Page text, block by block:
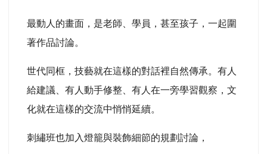
最動人的畫面，是老師、學員，甚至孩子，一起圍
著作品討論。
世代同框，技藝就在這樣的對話裡自然傳承。有人
給建議、有人動手修整、有人在一旁學習觀察，文
化就在這樣的交流中悄悄延續。
刺繡班也加入燈籠與裝飾細節的規劃討論，